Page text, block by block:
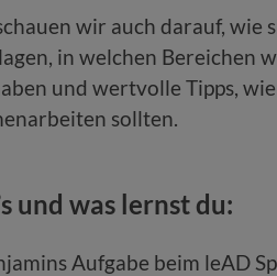
wir auch darauf, wie
in welchen Bereichen
und wertvolle Tipps,
sollten.
und was lernst du:
Aufgabe beim leAD